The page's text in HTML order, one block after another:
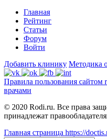
Главная
Рейтинг
Статьи
Форум
Войти
Добавить клинику Методика
Правила пользования сайтом
врачами
© 2020 Rodi.ru. Все права
принадлежат
Главная страница https://